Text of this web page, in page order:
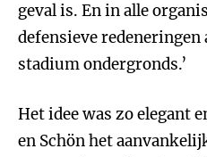
geval is. En in alle
defensieve redeneringen
stadium ondergronds.’
Het idee was zo elegant
en Schön het